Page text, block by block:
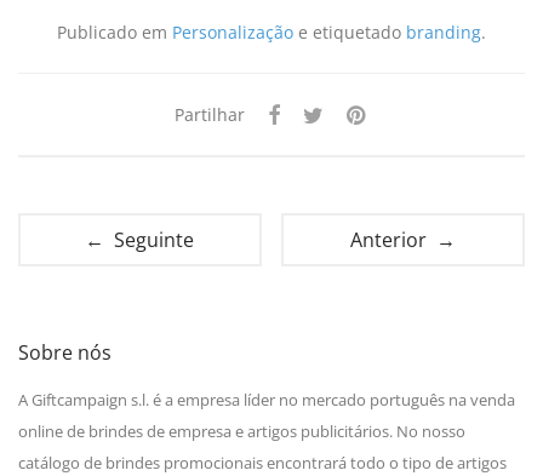
Publicado em Personalização e etiquetado branding.
Partilhar
← Seguinte Anterior →
Sobre nós
A Giftcampaign s.l. é a empresa líder no mercado português na venda
online de brindes de empresa e artigos publicitários. No nosso
catálogo de brindes promocionais encontrará todo o tipo de artigos